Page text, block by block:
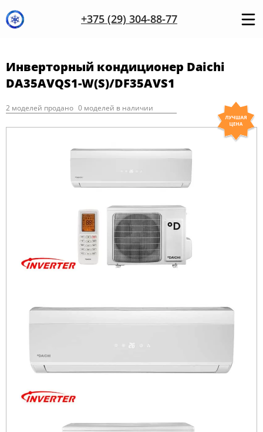
+375 (29) 304-88-77
Инверторный кондиционер Daichi
DA35AVQS1-W(S)/DF35AVS1
2 моделей продано 0 моделей в наличии